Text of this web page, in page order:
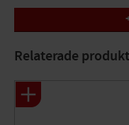
Specifikationer
Färg: Vit
Relaterade